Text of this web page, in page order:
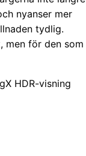
nyanser mer
tydlig.
men för den som
HDR-visning